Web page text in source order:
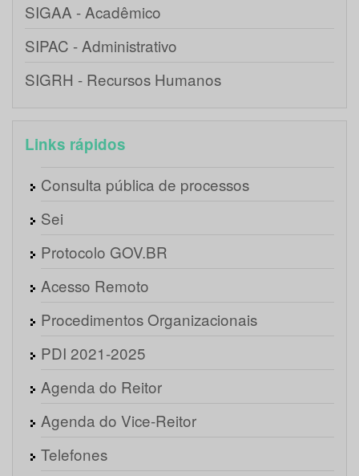
SIGAA - Acadêmico
SIPAC - Administrativo
SIGRH - Recursos Humanos
Links rápidos
Consulta pública de processos
Sei
Protocolo GOV.BR
Acesso Remoto
Procedimentos Organizacionais
PDI 2021-2025
Agenda do Reitor
Agenda do Vice-Reitor
Telefones